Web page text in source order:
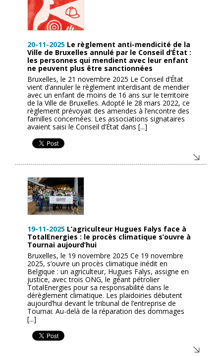
20-11-2025 Le règlement anti-mendicité de la
Ville de Bruxelles annulé par le Conseil d’État :
les personnes qui mendient avec leur enfant
ne peuvent plus être sanctionnées
Bruxelles, le 21 novembre 2025 Le Conseil d’État
vient d’annuler le règlement interdisant de mendier
avec un enfant de moins de 16 ans sur le territoire
de la Ville de Bruxelles. Adopté le 28 mars 2022, ce
règlement prévoyait des amendes à l’encontre des
familles concernées. Les associations signataires
avaient saisi le Conseil d’État dans [...]
19-11-2025 L’agriculteur Hugues Falys face à
TotalEnergies : le procès climatique s’ouvre à
Tournai aujourd’hui
Bruxelles, le 19 novembre 2025 Ce 19 novembre
2025, s’ouvre un procès climatique inédit en
Belgique : un agriculteur, Hugues Falys, assigne en
justice, avec trois ONG, le géant pétrolier
TotalEnergies pour sa responsabilité dans le
dérèglement climatique. Les plaidoiries débutent
aujourd’hui devant le tribunal de l’entreprise de
Tournai. Au-delà de la réparation des dommages
[...]